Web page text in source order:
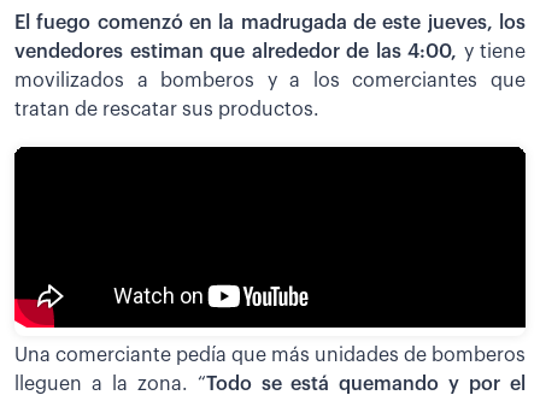
El fuego comenzó en la madrugada de este jueves, los
vendedores estiman que alrededor de las 4:00, y tiene
movilizados a bomberos y a los comerciantes que
tratan de rescatar sus productos.
Una comerciante pedía que más unidades de bomberos
lleguen a la zona. “Todo se está quemando y por el